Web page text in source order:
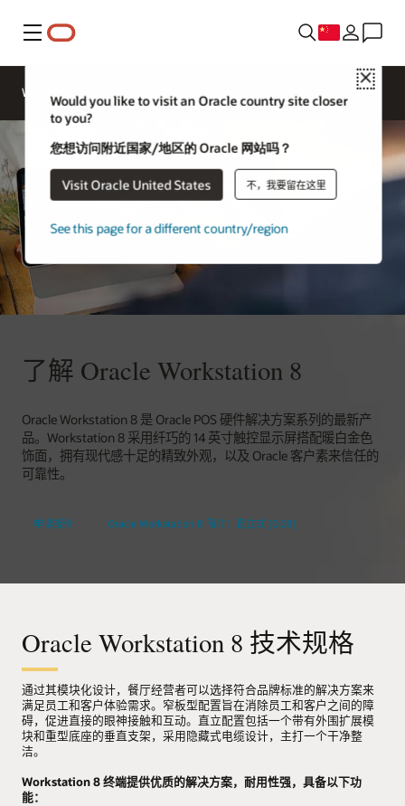
菜单
Close
Would you like to visit an Oracle country site closer
to you?
您想访问附近国家/地区的 Oracle 网站吗？
Visit Oracle United States 不，我要留在这里
See this page for a different country/region
Webinars Business Insights More
联系 Oracle
Restaurants
团队
了解 Oracle Workstation 8
Oracle Workstation 8 是 Oracle POS 硬件解决方案系列的最新产
品。Workstation 8 采用纤巧的 14 英寸触控显示屏搭配暖白金色
饰面，拥有现代感十足的精致外观，以及 Oracle 客户素来信任的
可靠性。
申请报价 Oracle Workstation 8 简介：直立式 (0:28)
Oracle Workstation 8 技术规格
通过其模块化设计，餐厅经营者可以选择符合品牌标准的解决方案来
满足员工和客户体验需求。窄板型配置旨在消除员工和客户之间的障
碍，促进直接的眼神接触和互动。直立配置包括一个带有外围扩展模
块和重型底座的垂直支架，采用隐藏式电缆设计，主打一个干净整
洁。
Workstation 8 终端提供优质的解决方案，耐用性强，具备以下功
能：